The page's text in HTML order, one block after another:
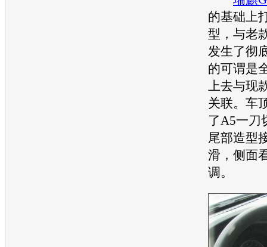
的基础上
型，与老
发生了彻
的可谓是
上去与现
关联。车
了A5一刀
尾部造型
滑，侧面
调。